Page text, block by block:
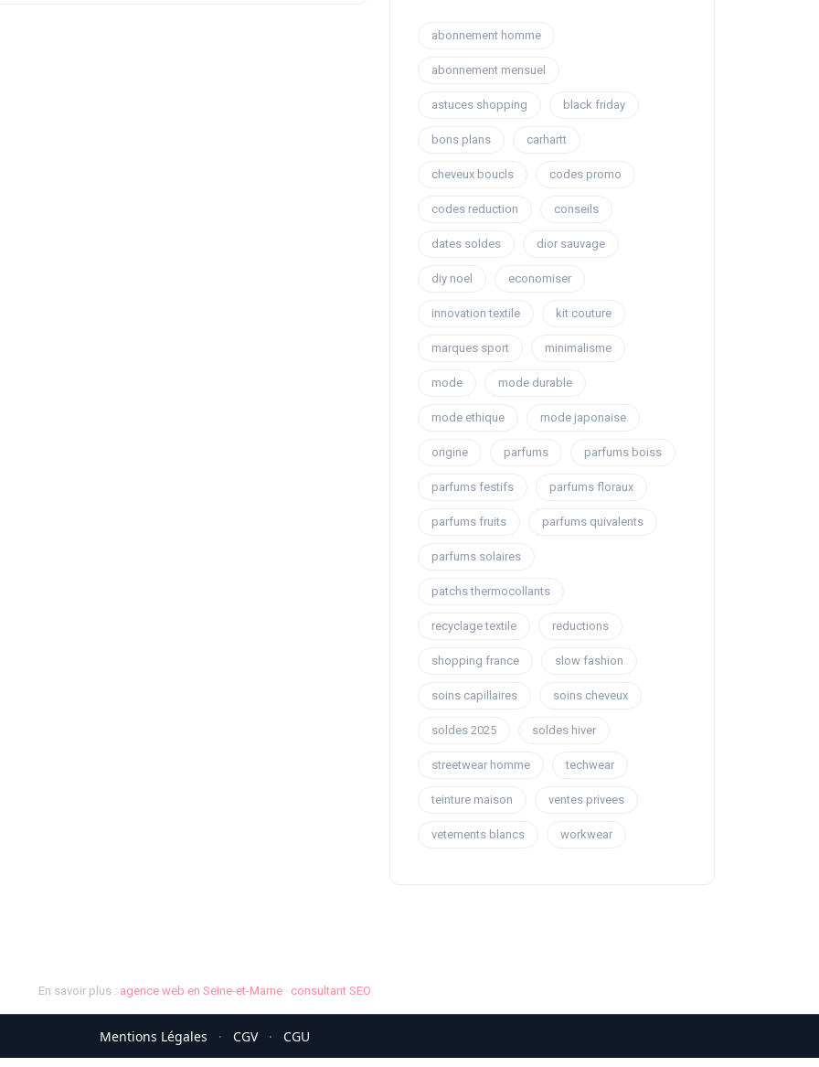
abonnement homme
abonnement mensuel
astuces shopping black friday
bons plans carhartt
cheveux boucls codes promo
codes reduction conseils
dates soldes dior sauvage
diy noel economiser
innovation textile kit couture
marques sport minimalisme
mode mode durable
mode ethique mode japonaise
origine parfums parfums boiss
parfums festifs parfums floraux
parfums fruits parfums quivalents
parfums solaires
patchs thermocollants
recyclage textile reductions
shopping france slow fashion
soins capillaires soins cheveux
soldes 2025 soldes hiver
streetwear homme techwear
teinture maison ventes privees
vetements blancs workwear
En savoir plus : agence web en Seine-et-Marne · consultant SEO
Mentions Légales · CGV · CGU